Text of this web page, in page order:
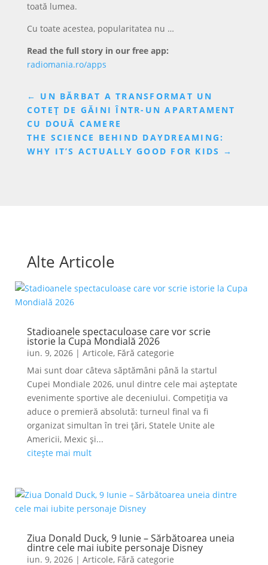
toată lumea.
Cu toate acestea, popularitatea nu …
Read the full story in our free app:
radiomania.ro/apps
← UN BĂRBAT A TRANSFORMAT UN
COTEȚ DE GĂINI ÎNTR-UN APARTAMENT
CU DOUĂ CAMERE
THE SCIENCE BEHIND DAYDREAMING:
WHY IT’S ACTUALLY GOOD FOR KIDS →
Alte Articole
Stadioanele spectaculoase care vor scrie
istorie la Cupa Mondială 2026
iun. 9, 2026| Articole, Fără categorie
Mai sunt doar câteva săptămâni până la startul
Cupei Mondiale 2026, unul dintre cele mai așteptate
evenimente sportive ale deceniului. Competiția va
aduce o premieră absolută: turneul final va fi
organizat simultan în trei țări, Statele Unite ale
Americii, Mexic și...
citește mai mult
Ziua Donald Duck, 9 Iunie – Sărbătoarea uneia
dintre cele mai iubite personaje Disney
iun. 9, 2026| Articole, Fără categorie